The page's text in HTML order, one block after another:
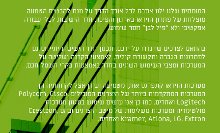
המומחים שלנו ילוו אתכם לכל אורך הדרך על מנת להבטיח הטמעה
מוצלחת של פתרון הוידאו בארגון והפיכת חדר הישיבות לכלי עבודה
אפקטיבי ולא “פיל לבן” חסר שימוש.
בהתאם לצרכים שיוגדרו על ידכם, תכנון חדר הישיבות יתייחס גם
לפתרונות הגברה ותקשורת קולית, לאמצעי הקרנה ושליטה על
המערכות ומצבי השימוש השונים בחדר באמצעות בקרי חשמל חכם.
מערכות הוידאו קונפרנס אותן מטמיעה ועידן אצל לקוחותיה הן
המערכות המתקדמות ביותר של היצרנים המובילים Polycom, Cisco,
Logitech ואחרים. כמו כן אנו עושים שימוש במגוון מערכות
מולטימדיה ומערכות משלימות של מיטב היצרנים ובהם Crestron,
Kramer, Atlona, LG, Extron ואחרים.